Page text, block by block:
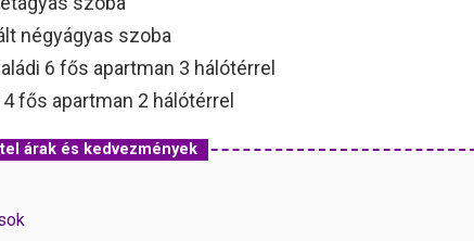
négyágyas szoba
6 fős apartman 3 hálótérrel
fős apartman 2 hálótérrel
árak és kedvezmények